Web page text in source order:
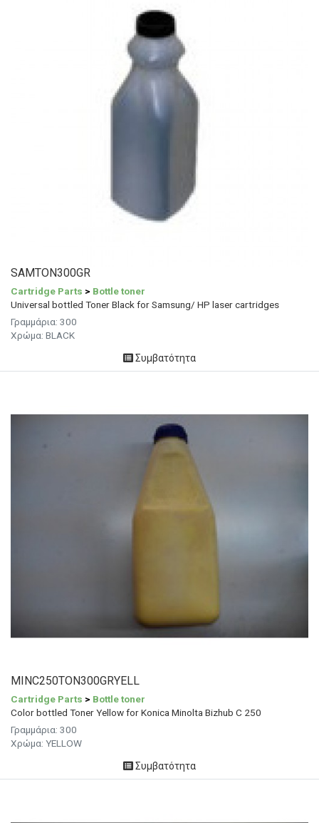
SAMTON300GR
Cartridge Parts > Bottle toner
Universal bottled Toner Black for Samsung/ HP laser cartridges
Γραμμάρια: 300
Χρώμα: BLACK
Συμβατότητα
MINC250TON300GRYELL
Cartridge Parts > Bottle toner
Color bottled Toner Yellow for Konica Minolta Bizhub C 250
Γραμμάρια: 300
Χρώμα: YELLOW
Συμβατότητα